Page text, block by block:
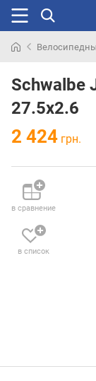
раньше
Schwalbe
27.5x2.6
2 424 грн.
в сравнение
в список